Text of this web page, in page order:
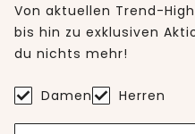
Von aktuellen Trend-
bis hin zu exklusiven
du nichts mehr!
Damen Herren